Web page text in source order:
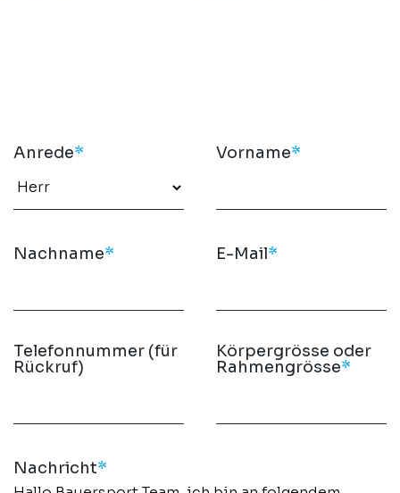
Anrede* Vorname*
Nachname* E-Mail*
Telefonnummer (für
Rückruf)
Körpergrösse oder
Rahmengrösse*
Nachricht*